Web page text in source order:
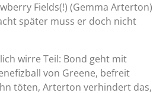
Fields(!) (Gemma Arterton)
später muss er doch nicht
wirre Teil: Bond geht mit
von Greene, befreit
töten, Arterton verhindert das,